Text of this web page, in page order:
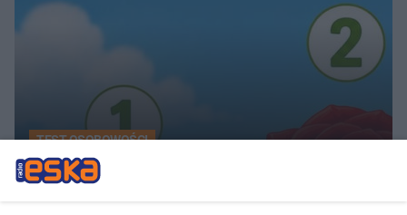
TEST OSOBOWOŚCI
Psychotest. Wybierz jeden kwiat i
sprawdź, jaki masz typ osobowości